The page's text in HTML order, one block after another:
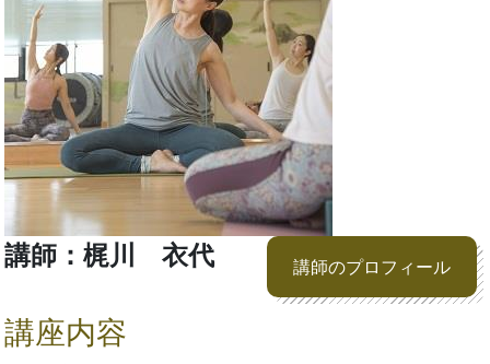
講師：梶川 衣代 講師のプロフィール
講座内容